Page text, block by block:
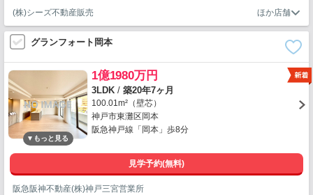
(株)シーズ不動産販売
グランフォート岡本
1億1980万円
3LDK / 築20年7ヶ月
100.01m²（壁芯）
神戸市東灘区岡本
阪急神戸線「岡本」歩8分
見学予約(無料)
阪急阪神不動産(株)神戸三宮営業所